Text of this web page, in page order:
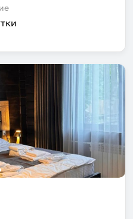
changing
dates.